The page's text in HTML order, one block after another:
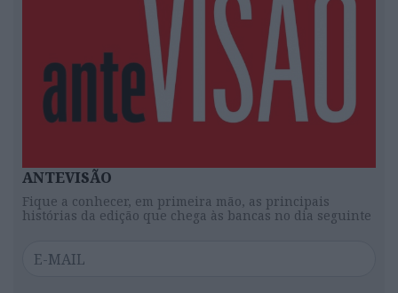
ANTEVISÃO
Fique a conhecer, em primeira mão, as principais
histórias da edição que chega às bancas no dia seguinte